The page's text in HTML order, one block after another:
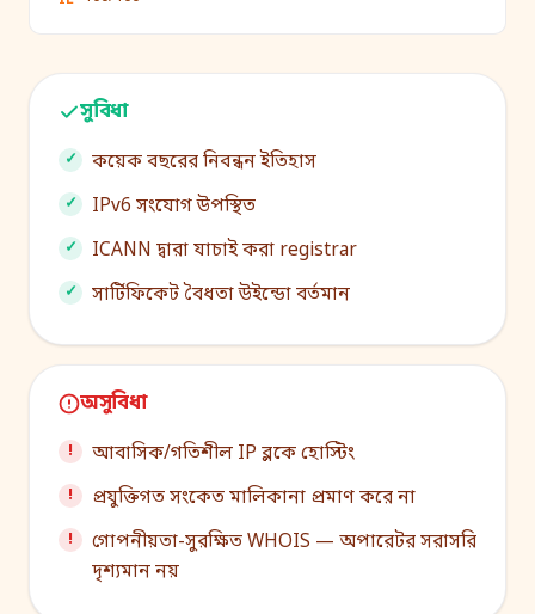
সুবিধা
কয়েক বছরের নিবন্ধন ইতিহাস
IPv6 সংযোগ উপস্থিত
ICANN দ্বারা যাচাই করা registrar
সার্টিফিকেট বৈধতা উইন্ডো বর্তমান
অসুবিধা
আবাসিক/গতিশীল IP ব্লকে হোস্টিং
প্রযুক্তিগত সংকেত মালিকানা প্রমাণ করে না
গোপনীয়তা-সুরক্ষিত WHOIS — অপারেটর সরাসরি
দৃশ্যমান নয়